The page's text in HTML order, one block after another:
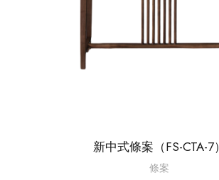
新中式條案（FS-CTA-7）
條案